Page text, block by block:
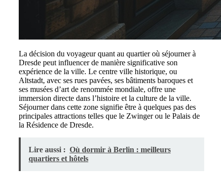
La décision du voyageur quant au quartier où séjourner à
Dresde peut influencer de manière significative son
expérience de la ville. Le centre ville historique, ou
Altstadt, avec ses rues pavées, ses bâtiments baroques et
ses musées d’art de renommée mondiale, offre une
immersion directe dans l’histoire et la culture de la ville.
Séjourner dans cette zone signifie être à quelques pas des
principales attractions telles que le Zwinger ou le Palais de
la Résidence de Dresde.
Lire aussi : Où dormir à Berlin : meilleurs
quartiers et hôtels